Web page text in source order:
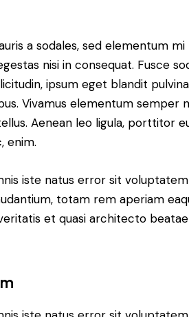
a sodales, sed elementum mi
nisi in consequat. Fusce
ipsum eget blandit
Vivamus elementum semper
Aenean leo ligula, porttitor
enim.
iste natus error sit voluptatem
totam rem aperiam
et quasi architecto